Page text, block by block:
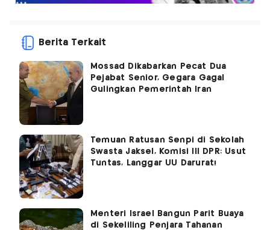
Berita Terkait
Mossad Dikabarkan Pecat Dua
Pejabat Senior, Gegara Gagal
Gulingkan Pemerintah Iran
Temuan Ratusan Senpi di Sekolah
Swasta Jaksel, Komisi III DPR: Usut
Tuntas, Langgar UU Darurat!
Menteri Israel Bangun Parit Buaya
di Sekeliling Penjara Tahanan